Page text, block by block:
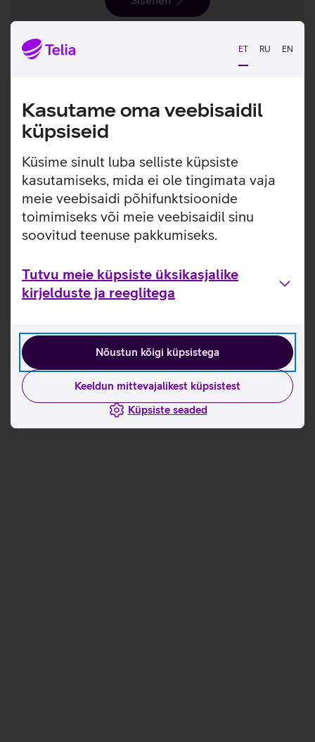
ET RU EN
Kasutame oma veebisaidil
küpsiseid
Küsime sinult luba selliste küpsiste
kasutamiseks, mida ei ole tingimata vaja
meie veebisaidi põhifunktsioonide
toimimiseks või meie veebisaidil sinu
soovitud teenuse pakkumiseks.
Tutvu meie küpsiste üksikasjalike
kirjelduste ja reeglitega
Nõustun kõigi küpsistega
Keeldun mittevajalikest küpsistest
Küpsiste seaded